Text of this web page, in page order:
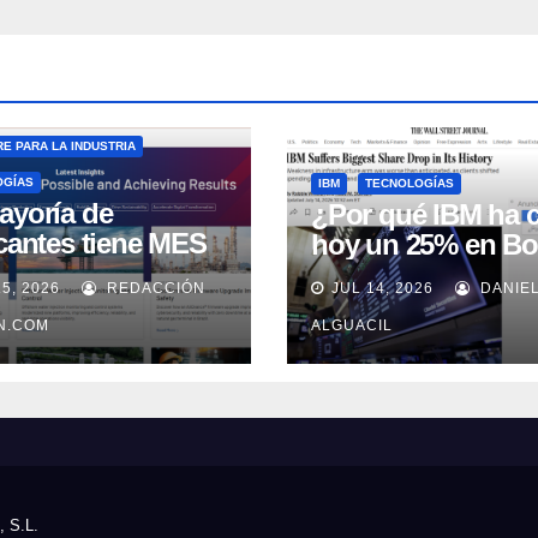
PARA LA INDUSTRIA
de
tiene MES
lo usa
según
Automation
2026 REDACCIÓN
IBM TECNOLOGÍAS
¿Por qué IBM ha
hoy un 25% en
JUL 14, 2026 DANIEL
ALGUACIL